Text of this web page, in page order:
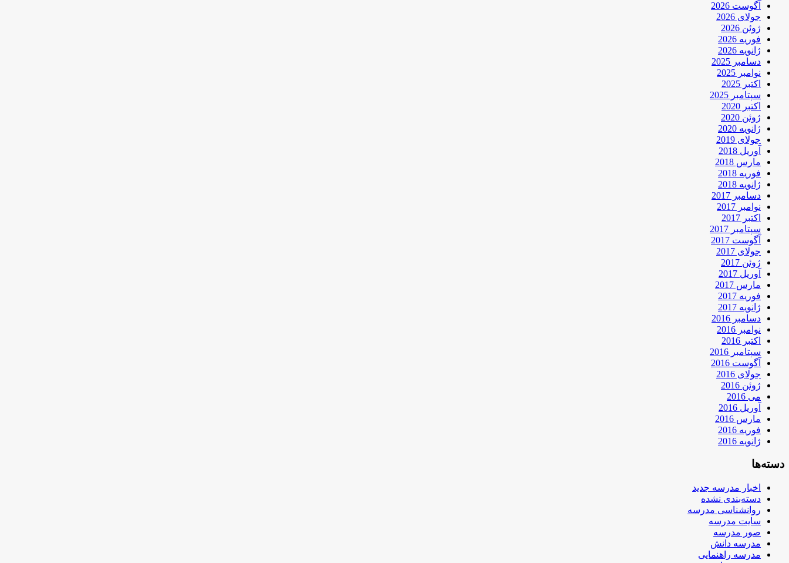
آگوست 2026
جولای 2026
ژوئن 2026
فوریه 2026
ژانویه 2026
دسامبر 2025
نوامبر 2025
اکتبر 2025
سپتامبر 2025
اکتبر 2020
ژوئن 2020
ژانویه 2020
جولای 2019
آوریل 2018
مارس 2018
فوریه 2018
ژانویه 2018
دسامبر 2017
نوامبر 2017
اکتبر 2017
سپتامبر 2017
آگوست 2017
جولای 2017
ژوئن 2017
آوریل 2017
مارس 2017
فوریه 2017
ژانویه 2017
دسامبر 2016
نوامبر 2016
اکتبر 2016
سپتامبر 2016
آگوست 2016
جولای 2016
ژوئن 2016
می 2016
آوریل 2016
مارس 2016
فوریه 2016
ژانویه 2016
دسته‌ها
اخبار مدرسه جدید
دسته‌بندی نشده
روانشناسی مدرسه
سایت مدرسه
صور مدرسه
مدرسه دانش
مدرسه راهنمایی